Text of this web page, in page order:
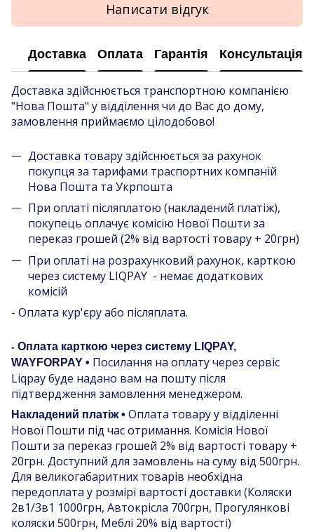
Написати відгук
Доставка Оплата Гарантія Консультація
Доставка здійснюється транспортною компанією
"Нова Пошта" у відділення чи до Вас до дому,
замовлення приймаємо цілодобово!
Доставка товару здійснюється за рахунок
покупця за тарифами траспортних компаній
Нова Пошта та Укрпошта
При оплаті післяплатою (накладений платіж),
покупець оплачує комісію Нової Пошти за
переказ грошей (2% від вартості товару + 20грн)
При оплаті на розрахунковий рахунок, карткою
через систему LIQPAY - немає додаткових
комісій
- Оплата кур'єру або післяплата.
- Оплата карткою через систему LIQPAY,
WAYFORPAY • Посилання на оплату через сервіс
Liqpay буде надано вам на пошту після
підтвердження замовлення менеджером.
Накладений платіж • Оплата товару у відділенні
Нової Пошти під час отримання. Комісія Нової
Пошти за переказ грошей 2% від вартості товару +
20грн. Доступний для замовлень на суму від 500грн.
Для великогабаритних товарів необхідна
передоплата у розмірі вартості доставки (Коляски
2в1/3в1 1000грн, Автокрісла 700грн, Прогулянкові
коляски 500грн, Меблі 20% від вартості)